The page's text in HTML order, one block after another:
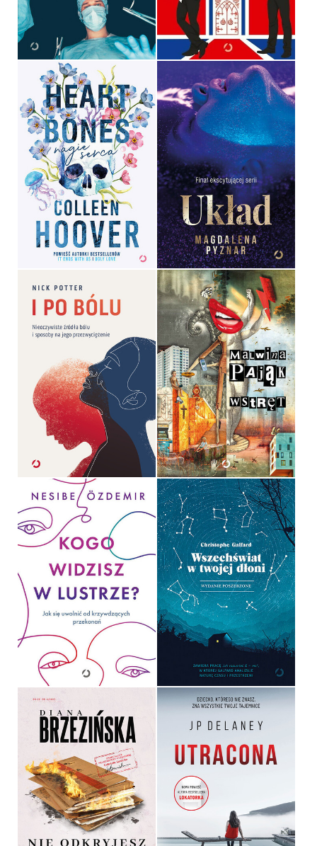
49,99 ZŁ 49,99 ZŁ
HEART BONES. NAGIE
SERCA
COLLEEN HOOVER
OPRAWA MIĘKKA
49,99 ZŁ
UKŁAD
MAGDALENA PYZNAR
OPRAWA MIĘKKA
49,99 ZŁ
I PO BÓLU
NICK POTTER
OPRAWA MIĘKKA
49,99 ZŁ
WSTRĘT
MALWINA PAJĄK
OPRAWA MIĘKKA
49,99 ZŁ
KOGO WIDZISZ W
LUSTRZE?
NESIBE ÖZDEMIR
OPRAWA MIĘKKA
49,99 ZŁ
WSZECHŚWIAT W TWOJEJ
DŁONI
CHRISTOPHE GALFARD
OPRAWA MIĘKKA
59,99 ZŁ
NIE ODKRYJESZ PRAWDY
DIANA BRZEZIŃSKA
OPRAWA MIĘKKA
UTRACONA
JP DELANEY
OPRAWA MIĘKKA